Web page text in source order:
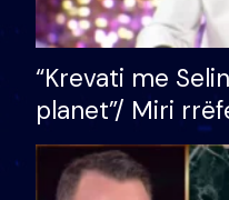
“Krevati me
planet”/ Miri
bukura në
mungojë zilja e